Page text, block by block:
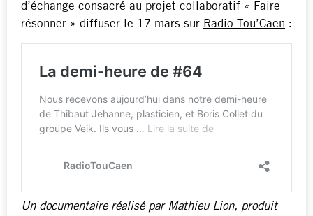
d’échange consacré au projet collaboratif « Faire
résonner » diffuser le 17 mars sur Radio Tou’Caen :
Un documentaire réalisé par Mathieu Lion, produit